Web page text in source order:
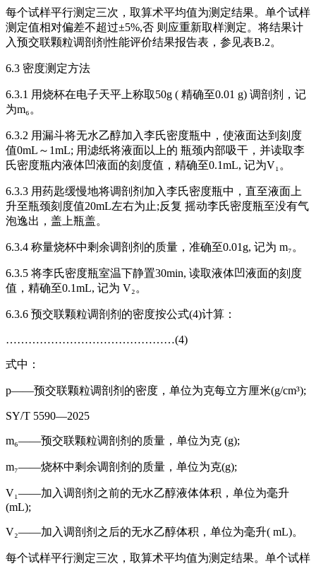
每个试样平行测定三次，取算术平均值为测定结果。单个试样
测定值相对偏差不超过±5%,否 则应重新取样测定。将结果计
入预交联颗粒调剖剂性能评价结果报告表，参见表B.2。
6.3 密度测定方法
6.3.1 用烧杯在电子天平上称取50g ( 精确至0.01 g) 调剖剂，记
为m₆。
6.3.2 用漏斗将无水乙醇加入李氏密度瓶中，使液面达到刻度
值0mL～1mL; 用滤纸将液面以上的 瓶颈内部吸干，并读取李
氏密度瓶内液体凹液面的刻度值，精确至0.1mL, 记为V₁。
6.3.3 用药匙缓慢地将调剖剂加入李氏密度瓶中，直至液面上
升至瓶颈刻度值20mL左右为止;反复 摇动李氏密度瓶至没有气
泡逸出，盖上瓶盖。
6.3.4 称量烧杯中剩余调剖剂的质量，准确至0.01g, 记为 m₇。
6.3.5 将李氏密度瓶室温下静置30min, 读取液体凹液面的刻度
值，精确至0.1mL, 记为 V₂。
6.3.6 预交联颗粒调剖剂的密度按公式(4)计算：
………………………………………(4)
式中：
p——预交联颗粒调剖剂的密度，单位为克每立方厘米(g/cm³);
SY/T 5590—2025
m₆——预交联颗粒调剖剂的质量，单位为克 (g);
m₇——烧杯中剩余调剖剂的质量，单位为克(g);
V₁——加入调剖剂之前的无水乙醇液体体积，单位为毫升
(mL);
V₂——加入调剖剂之后的无水乙醇体积，单位为毫升( mL)。
每个试样平行测定三次，取算术平均值为测定结果。单个试样